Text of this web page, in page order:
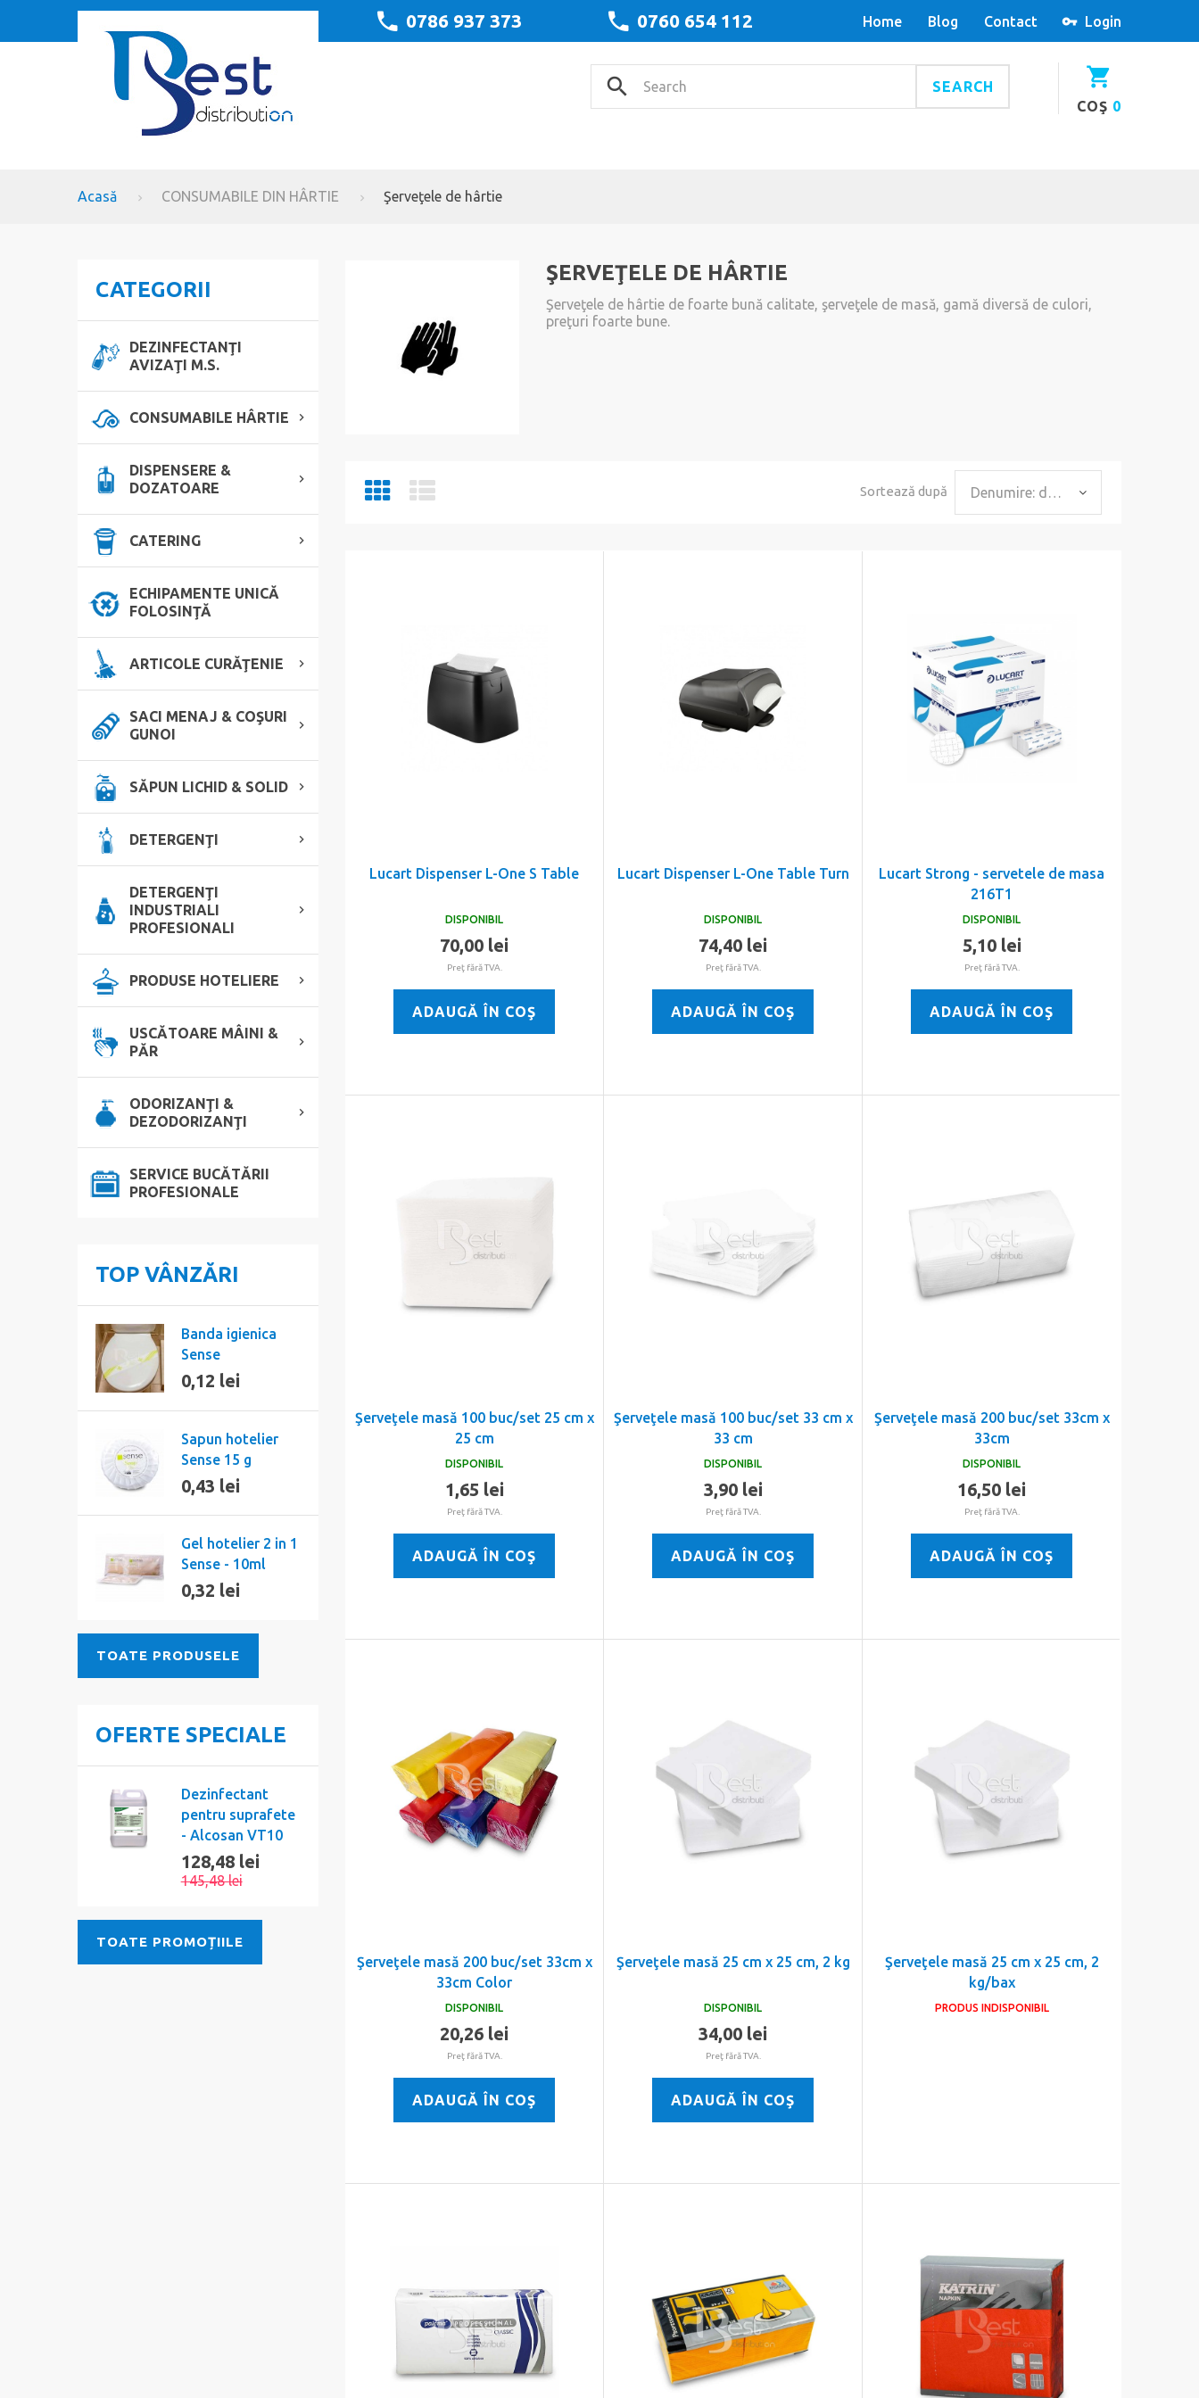
Login
Home Blog Contact
0760 654 112
0786 937 373
COŞ 0
SEARCH
Acasă CONSUMABILE DIN HÂRTIE Şerveţele de hârtie
ŞERVEŢELE DE HÂRTIE
Şerveţele de hârtie de foarte bună calitate, şerveţele de masă, gamă diversă de culori,
preţuri foarte bune.
Sortează după Denumire: de la A la Z
Lucart Dispenser L-One S Table
DISPONIBIL
70,00 lei
Preţ fără TVA.
ADAUGĂ ÎN COŞ
Lucart Dispenser L-One Table Turn
DISPONIBIL
74,40 lei
Preţ fără TVA.
ADAUGĂ ÎN COŞ
Lucart Strong - servetele de masa
216T1
DISPONIBIL
5,10 lei
Preţ fără TVA.
ADAUGĂ ÎN COŞ
Şerveţele masă 100 buc/set 25 cm x
25 cm
DISPONIBIL
1,65 lei
Preţ fără TVA.
ADAUGĂ ÎN COŞ
Şerveţele masă 100 buc/set 33 cm x
33 cm
DISPONIBIL
3,90 lei
Preţ fără TVA.
ADAUGĂ ÎN COŞ
Şerveţele masă 200 buc/set 33cm x
33cm
DISPONIBIL
16,50 lei
Preţ fără TVA.
ADAUGĂ ÎN COŞ
Şerveţele masă 200 buc/set 33cm x
33cm Color
DISPONIBIL
20,26 lei
Preţ fără TVA.
ADAUGĂ ÎN COŞ
Şerveţele masă 25 cm x 25 cm, 2 kg
DISPONIBIL
34,00 lei
Preţ fără TVA.
ADAUGĂ ÎN COŞ
Şerveţele masă 25 cm x 25 cm, 2
kg/bax
PRODUS INDISPONIBIL
CATEGORII
DEZINFECTANŢI
AVIZAŢI M.S.
CONSUMABILE HÂRTIE
DISPENSERE &
DOZATOARE
CATERING
ECHIPAMENTE UNICĂ
FOLOSINŢĂ
ARTICOLE CURĂŢENIE
SACI MENAJ & COŞURI
GUNOI
SĂPUN LICHID & SOLID
DETERGENŢI
DETERGENŢI
INDUSTRIALI
PROFESIONALI
PRODUSE HOTELIERE
USCĂTOARE MÂINI &
PĂR
ODORIZANŢI &
DEZODORIZANŢI
SERVICE BUCĂTĂRII
PROFESIONALE
TOP VÂNZĂRI
Banda igienica
Sense
0,12 lei
Sapun hotelier
Sense 15 g
0,43 lei
Gel hotelier 2 in 1
Sense - 10ml
0,32 lei
TOATE PRODUSELE
OFERTE SPECIALE
Dezinfectant
pentru suprafete
- Alcosan VT10
128,48 lei
145,48 lei
TOATE PROMOȚIILE